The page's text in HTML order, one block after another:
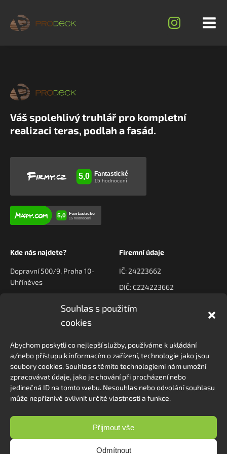
Souhlas s použitím
cookies
Abychom poskytli co nejlepší služby, používáme k ukládání
a/nebo přístupu k informacím o zařízení, technologie jako jsou
soubory cookies. Souhlas s těmito technologiemi nám umožní
zpracovávat údaje, jako je chování při procházení nebo
jedinečná ID na tomto webu. Nesouhlas nebo odvolání souhlasu
může nepříznivě ovlivnit určité vlastnosti a funkce.
Přijmout vše
Odmítnout
Váš spolehlivý truhlář pro kompletní
realizaci teras, podlah a fasád.
Kde nás najdete?
Dopravní 500/9, Praha 10-
Uhříněves
Firemní údaje
IČ: 24223662
DIČ: CZ24223662
Kontaktujte nás
+420 778 222 800
Navigace
O nás
Kontakt